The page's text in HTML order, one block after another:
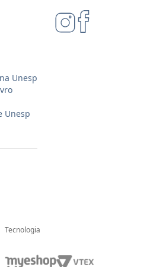
Unesp
Unesp
Tecnologia